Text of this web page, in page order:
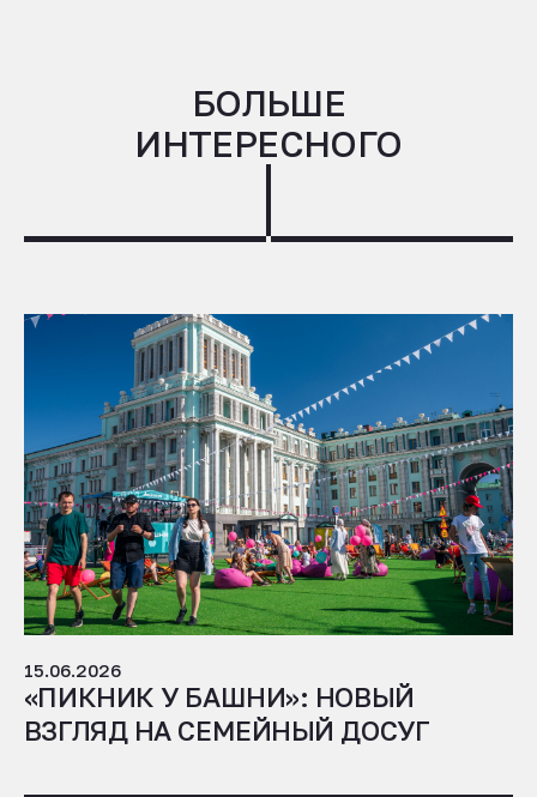
БОЛЬШЕ
ИНТЕРЕСНОГО
15.06.2026
«ПИКНИК У БАШНИ»: НОВЫЙ
ВЗГЛЯД НА СЕМЕЙНЫЙ ДОСУГ